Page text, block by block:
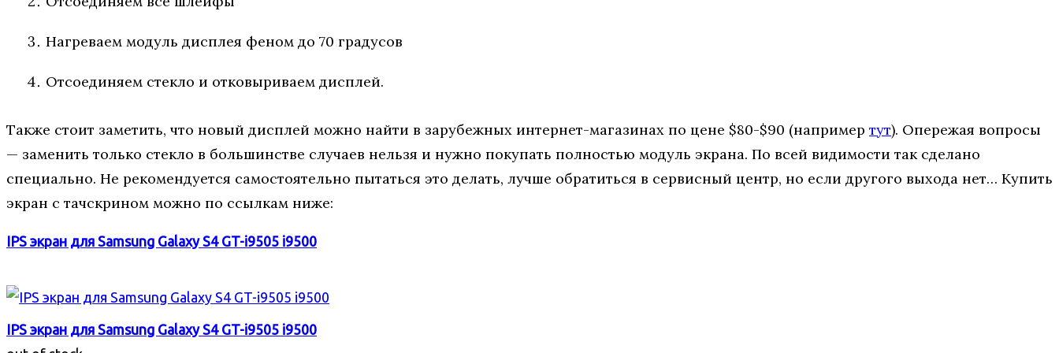
Нагреваем модуль дисплея феном до 70 градусов
Отсоединяем стекло и отковыриваем дисплей.
Также стоит заметить, что новый дисплей можно найти в зарубежных интернет-магазинах по цене $80-$90 (например тут). Опережая вопросы
— заменить только стекло в большинстве случаев нельзя и нужно покупать полностью модуль экрана. По всей видимости так сделано
специально. Не рекомендуется самостоятельно пытаться это делать, лучше обратиться в сервисный центр, но если другого выхода нет… Купить
экран с тачскрином можно по ссылкам ниже:
IPS экран для Samsung Galaxy S4 GT-i9505 i9500
IPS экран для Samsung Galaxy S4 GT-i9505 i9500